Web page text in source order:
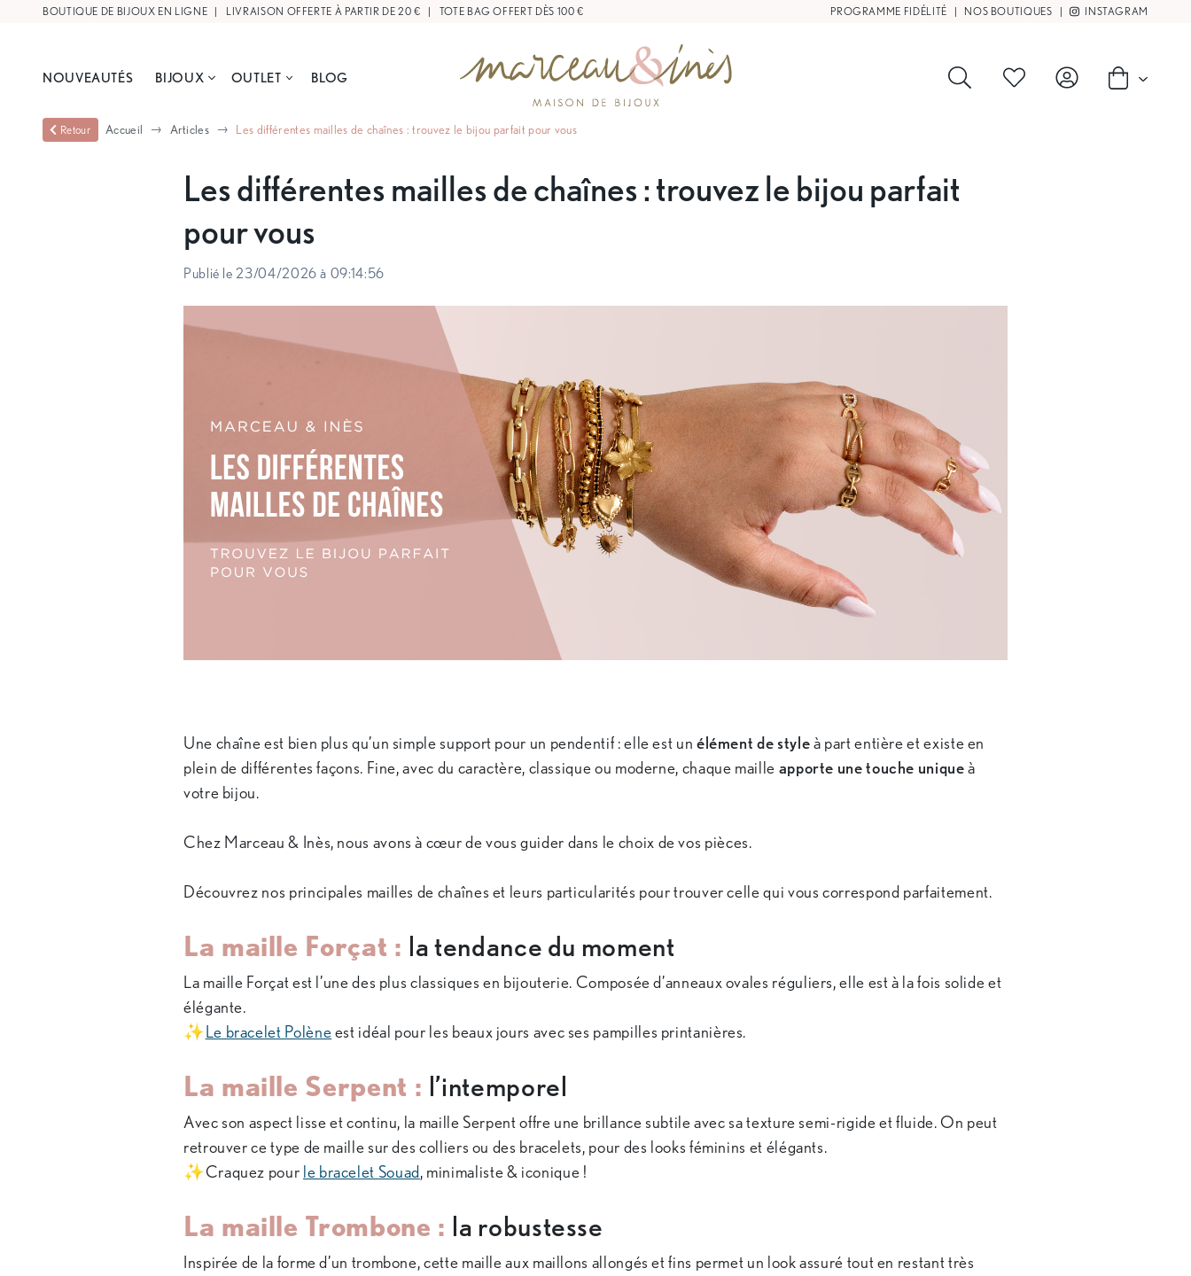
BOUTIQUE DE BIJOUX EN LIGNE | LIVRAISON OFFERTE À PARTIR DE 20 € | TOTE BAG OFFERT DÈS 100 € PROGRAMME FIDÉLITÉ | NOS BOUTIQUES | INSTAGRAM
NOUVEAUTÉS BIJOUX OUTLET BLOG
Retour Accueil Articles Les différentes mailles de chaînes : trouvez le bijou parfait pour vous
Les différentes mailles de chaînes : trouvez le bijou parfait
pour vous
Publié le 23/04/2026 à 09:14:56
Une chaîne est bien plus qu’un simple support pour un pendentif : elle est un élément de styleà part entière et existe en
plein de différentes façons. Fine, avec du caractère, classique ou moderne, chaque maille apporte une touche uniqueà
votre bijou.
Chez Marceau & Inès, nous avons à cœur de vous guider dans le choix de vos pièces.
Découvrez nos principales mailles de chaînes et leurs particularités pour trouver celle qui vous correspond parfaitement.
La maille Forçat : la tendance du moment
La maille Forçat est l’une des plus classiques en bijouterie. Composée d’anneaux ovales réguliers, elle est à la fois solide et
élégante.
✨Le bracelet Polèneest idéal pour les beaux jours avec ses pampilles printanières.
La maille Serpent : l’intemporel
Avec son aspect lisse et continu, la maille Serpent offre une brillance subtile avec sa texture semi-rigide et fluide. On peut
retrouver ce type de maille sur des colliers ou des bracelets, pour des looks féminins et élégants.
✨Craquez pour le bracelet Souad, minimaliste & iconique !
La maille Trombone : la robustesse
Inspirée de la forme d’un trombone, cette maille aux maillons allongés et fins permet un look assuré tout en restant très